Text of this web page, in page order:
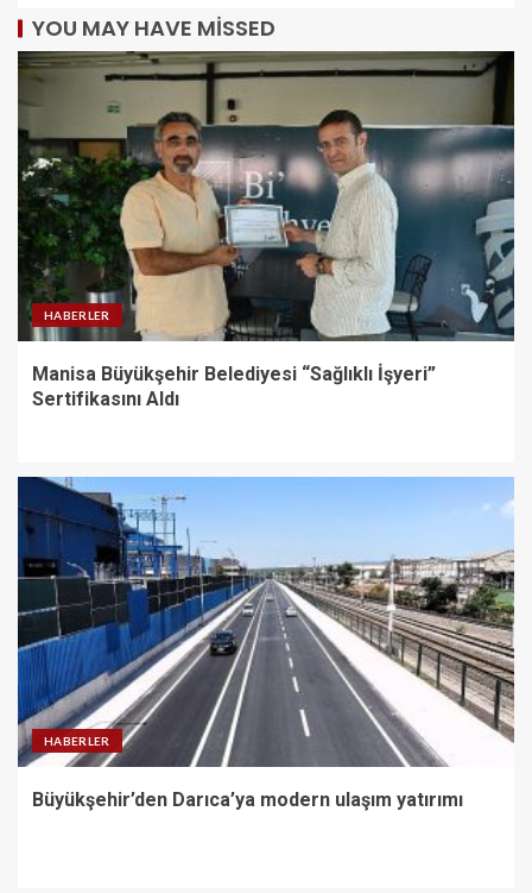
YOU MAY HAVE MISSED
HABERLER
Manisa Büyükşehir Belediyesi “Sağlıklı İşyeri”
Sertifikasını Aldı
HABERLER
Büyükşehir’den Darıca’ya modern ulaşım yatırımı